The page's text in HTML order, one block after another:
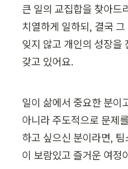
큰 일의 교집합을 찾아드
치열하게 일하되, 결국
잊지 않고 개인의 성장을
갖고 있어요.
일이 삶에서 중요한 분이
아니라 주도적으로 문제
하고 싶으신 분이라면,
이 보람있고 즐거운 여정